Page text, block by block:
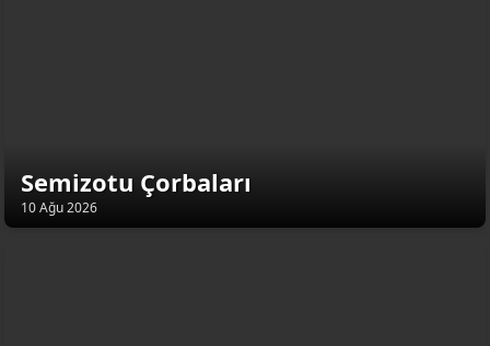
Semizotu Çorbaları
10 Ağu 2026